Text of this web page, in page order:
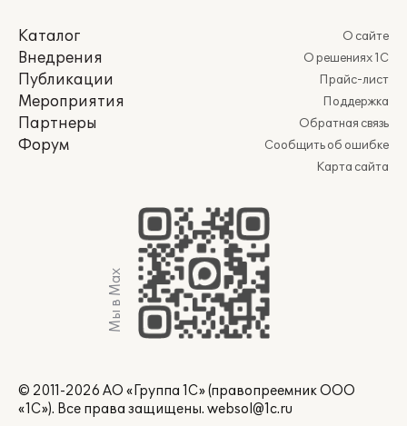
Каталог
Внедрения
Публикации
Мероприятия
Партнеры
Форум
О сайте
О решениях 1С
Прайс-лист
Поддержка
Обратная связь
Сообщить об ошибке
Карта сайта
Мы в Max
© 2011-2026 АО «Группа 1С» (правопреемник ООО
«1С»). Все права защищены. websol@1c.ru